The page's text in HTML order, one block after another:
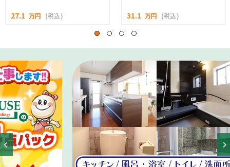
27.1 万円 (税込) 31.1 万円 (税込)